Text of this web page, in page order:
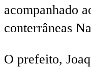
acompanhado
conterrâneas
O prefeito,